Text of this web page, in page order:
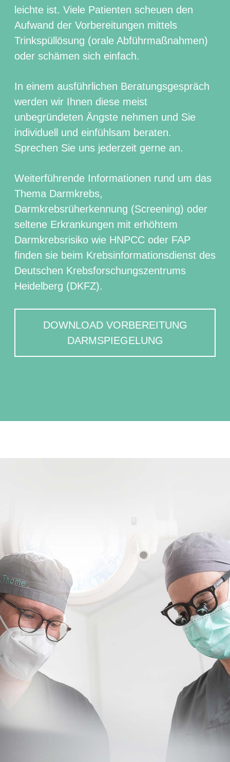
leichte ist. Viele Patienten scheuen den
Aufwand der Vorbereitungen mittels
Trinkspüllösung (orale Abführmaßnahmen)
oder schämen sich einfach.
In einem ausführlichen Beratungsgespräch
werden wir Ihnen diese meist
unbegründeten Ängste nehmen und Sie
individuell und einfühlsam beraten.
Sprechen Sie uns jederzeit gerne an.
Weiterführende Informationen rund um das
Thema Darmkrebs,
Darmkrebsrüherkennung (Screening) oder
seltene Erkrankungen mit erhöhtem
Darmkrebsrisiko wie HNPCC oder FAP
finden sie beim Krebsinformationsdienst des
Deutschen Krebsforschungszentrums
Heidelberg (DKFZ).
DOWNLOAD VORBEREITUNG
DARMSPIEGELUNG